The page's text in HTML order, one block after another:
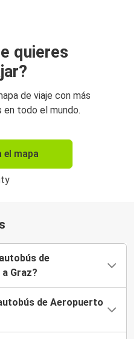
quieres
de viaje con más
todo el mundo.
el mapa
de
Graz?
de Aeropuerto